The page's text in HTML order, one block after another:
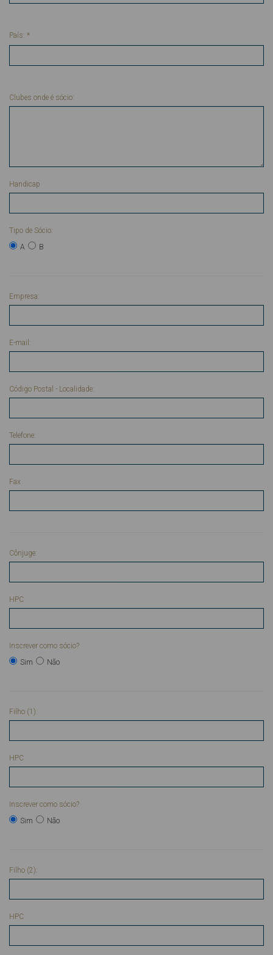
País: *
Clubes onde é sócio:
Handicap
Tipo de Sócio:
A
B
Empresa:
E-mail:
Código Postal - Localidade:
Telefone:
Fax
Cônjuge:
HPC
Inscrever como sócio?
Sim
Não
Filho (1):
HPC
Inscrever como sócio?
Sim
Não
Filho (2):
HPC